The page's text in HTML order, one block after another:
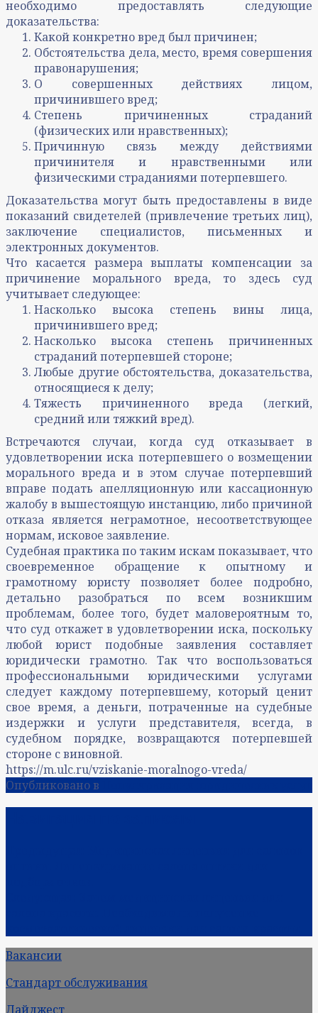
необходимо предоставлять следующие
доказательства:
Какой конкретно вред был причинен;
Обстоятельства дела, место, время совершения
правонарушения;
О совершенных действиях лицом,
причинившего вред;
Степень причиненных страданий
(физических или нравственных);
Причинную связь между действиями
причинителя и нравственными или
физическими страданиями потерпевшего.
Доказательства могут быть предоставлены в виде
показаний свидетелей (привлечение третьих лиц),
заключение специалистов, письменных и
электронных документов.
Что касается размера выплаты компенсации за
причинение морального вреда, то здесь суд
учитывает следующее:
Насколько высока степень вины лица,
причинившего вред;
Насколько высока степень причиненных
страданий потерпевшей стороне;
Любые другие обстоятельства, доказательства,
относящиеся к делу;
Тяжесть причиненного вреда (легкий,
средний или тяжкий вред).
Встречаются случаи, когда суд отказывает в
удовлетворении иска потерпевшего о возмещении
морального вреда и в этом случае потерпевший
вправе подать апелляционную или кассационную
жалобу в вышестоящую инстанцию, либо причиной
отказа является неграмотное, несоответствующее
нормам, исковое заявление.
Судебная практика по таким искам показывает, что
своевременное обращение к опытному и
грамотному юристу позволяет более подробно,
детально разобраться по всем возникшим
проблемам, более того, будет маловероятным то,
что суд откажет в удовлетворении иска, поскольку
любой юрист подобные заявления составляет
юридически грамотно. Так что воспользоваться
профессиональными юридическими услугами
следует каждому потерпевшему, который ценит
свое время, а деньги, потраченные на судебные
издержки и услуги представителя, всегда, в
судебном порядке, возвращаются потерпевшей
стороне с виновной.
https://m.ulc.ru/vziskanie-moralnogo-vreda/
Опубликовано в
Вакансии
Стандарт обслуживания
Дайджест